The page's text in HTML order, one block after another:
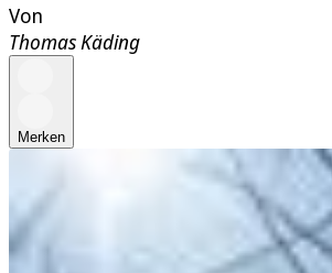
Von
Thomas Käding
Merken